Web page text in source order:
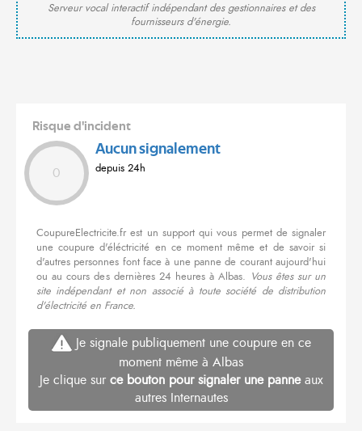
Serveur vocal interactif indépendant des gestionnaires et des
fournisseurs d'énergie.
Risque d'incident
0
Aucun signalement
depuis 24h
CoupureElectricite.fr est un support qui vous permet de signaler
une coupure d'éléctricité en ce moment même et de savoir si
d'autres personnes font face à une panne de courant aujourd'hui
ou au cours des dernières 24 heures à Albas. Vous êtes sur un
site indépendant et non associé à toute société de distribution
d'électricité en France.
Je signale publiquement une coupure en ce
moment même à Albas
Je clique sur ce bouton pour signaler une panneaux
autres Internautes